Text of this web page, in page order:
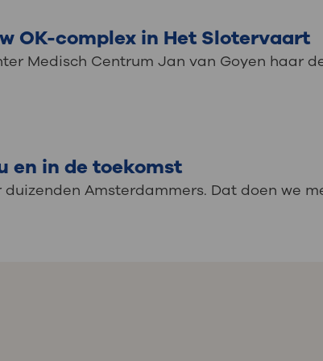
OK-complex in Het Slotervaart
Medisch Centrum Jan van Goyen haar
en in de toekomst
Amsterdammers. Dat doen we